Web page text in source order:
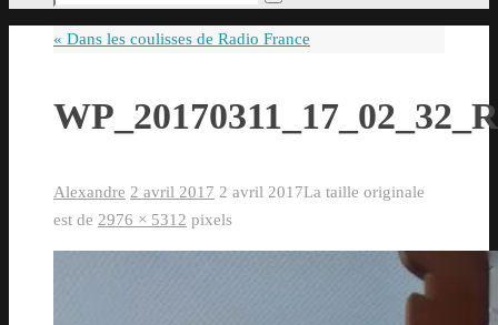
:
Rechercher
« Dans les coulisses de Radio France
Alexandre 2 avril 2017 2 avril 2017La taille originale
est de 2976 × 5312 pixels